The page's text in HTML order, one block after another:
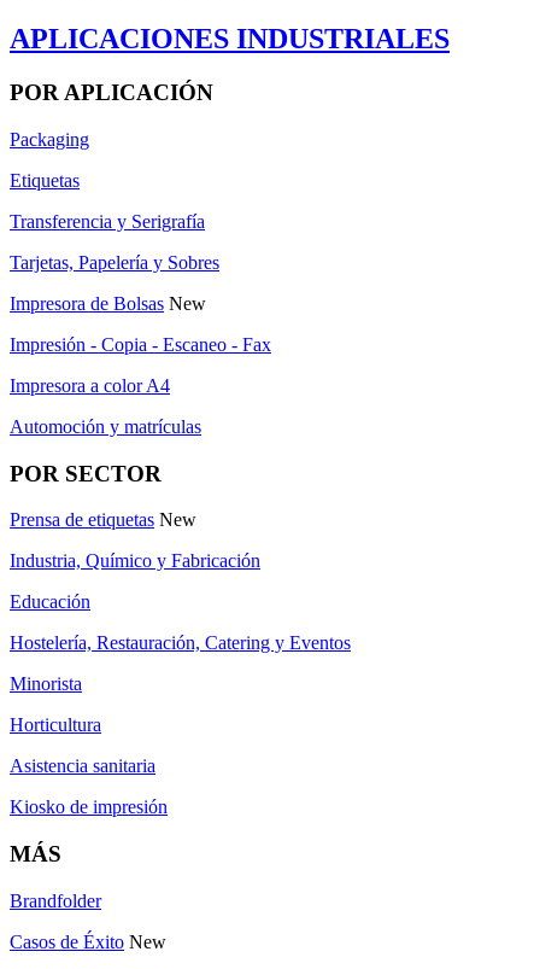
APLICACIONES INDUSTRIALES
POR APLICACIÓN
Packaging
Etiquetas
Transferencia y Serigrafía
Tarjetas, Papelería y Sobres
Impresora de Bolsas New
Impresión - Copia - Escaneo - Fax
Impresora a color A4
Automoción y matrículas
POR SECTOR
Prensa de etiquetas New
Industria, Químico y Fabricación
Educación
Hostelería, Restauración, Catering y Eventos
Minorista
Horticultura
Asistencia sanitaria
Kiosko de impresión
MÁS
Brandfolder
Casos de Éxito New